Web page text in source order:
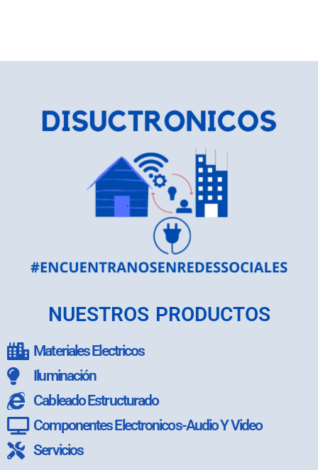
NUESTROS PRODUCTOS
Materiales Electricos
Iluminación
Cableado Estructurado
Componentes Electronicos-Audio Y Video
Servicios